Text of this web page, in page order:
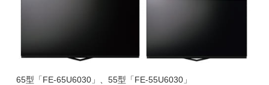
65型「FE-65U6030」、55型「FE-55U6030」